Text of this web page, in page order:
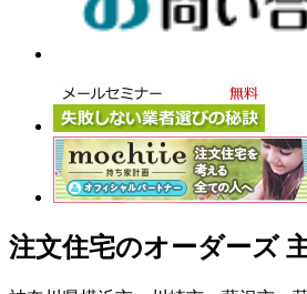
注文住宅のオーダーズ